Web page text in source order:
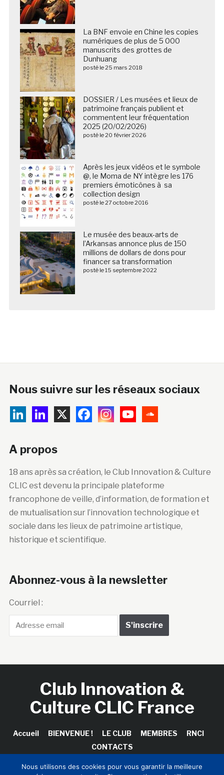
La BNF envoie en Chine les copies
numériques de plus de 5 000
manuscrits des grottes de
Dunhuang
posté le 25 mars 2018
DOSSIER / Les musées et lieux de
patrimoine français publient et
commentent leur fréquentation
2025 (20/02/2026)
posté le 20 février 2026
Après les jeux vidéos et le symbole
@, le Moma de NY intègre les 176
premiers émoticônes à sa
collection design
posté le 27 octobre 2016
Le musée des beaux-arts de
l’Arkansas annonce plus de 150
millions de dollars de dons pour
financer sa transformation
posté le 15 septembre 2022
Nous suivre sur les réseaux sociaux
A propos
18 ans après sa création, le Club Innovation & Culture
CLIC est devenu la principale plateforme
francophone de veille, d’information, de formation et
de mutualisation sur l’innovation technologique et
sociale dans les lieux de patrimoine artistique,
historique et scientifique.
Abonnez-vous à la newsletter
Courriel :
Club Innovation &
Culture CLIC France
Accueil BIENVENUE ! LE CLUB MEMBRES
RNCI
CONTACTS
Nous utilisons des cookies pour vous garantir la meilleure